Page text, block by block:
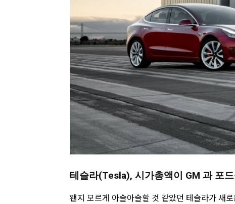
테슬라(Tesla), 시가총액이 GM 과 포
왠지 모르게 아슬아슬할 것 같았던 테슬라가 새